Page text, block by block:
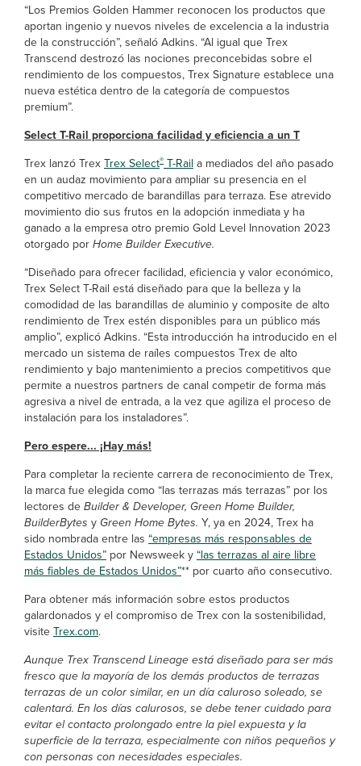
“Los Premios Golden Hammer reconocen los productos que
aportan ingenio y nuevos niveles de excelencia a la industria
de la construcción”, señaló Adkins. “Al igual que Trex
Transcend destrozó las nociones preconcebidas sobre el
rendimiento de los compuestos, Trex Signature establece una
nueva estética dentro de la categoría de compuestos
premium”.
Select T-Rail proporciona facilidad y eficiencia a un T
Trex lanzó TrexTrex Select® T-Rail a mediados del año pasado
en un audaz movimiento para ampliar su presencia en el
competitivo mercado de barandillas para terraza. Ese atrevido
movimiento dio sus frutos en la adopción inmediata y ha
ganado a la empresa otro premio Gold Level Innovation 2023
otorgado porHome Builder Executive.
“Diseñado para ofrecer facilidad, eficiencia y valor económico,
Trex Select T-Rail está diseñado para que la belleza y la
comodidad de las barandillas de aluminio y composite de alto
rendimiento de Trex estén disponibles para un público más
amplio”, explicó Adkins. “Esta introducción ha introducido en el
mercado un sistema de raíles compuestos Trex de alto
rendimiento y bajo mantenimiento a precios competitivos que
permite a nuestros partners de canal competir de forma más
agresiva a nivel de entrada, a la vez que agiliza el proceso de
instalación para los instaladores”.
Pero espere... ¡Hay más!
Para completar la reciente carrera de reconocimiento de Trex,
la marca fue elegida como “las terrazas más terrazas” por los
lectores deBuilder & Developer, Green Home Builder,
BuilderBytes y Green Home Bytes. Y, ya en 2024, Trex ha
sido nombrada entre las “empresas más responsables de
Estados Unidos” por Newsweek y“las terrazas al aire libre
más fiables de Estados Unidos”** por cuarto año consecutivo.
Para obtener más información sobre estos productos
galardonados y el compromiso de Trex con la sostenibilidad,
visiteTrex.com.
Aunque Trex Transcend Lineage está diseñado para ser más
fresco que la mayoría de los demás productos de terrazas
terrazas de un color similar, en un día caluroso soleado, se
calentará. En los días calurosos, se debe tener cuidado para
evitar el contacto prolongado entre la piel expuesta y la
superficie de la terraza, especialmente con niños pequeños y
con personas con necesidades especiales.